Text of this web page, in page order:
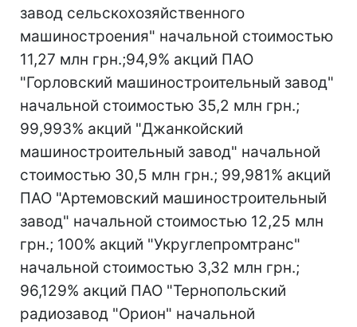
завод сельскохозяйственного
машиностроения" начальной стоимостью
11,27 млн грн.;94,9% акций ПАО
"Горловский машиностроительный завод"
начальной стоимостью 35,2 млн грн.;
99,993% акций "Джанкойский
машиностроительный завод" начальной
стоимостью 30,5 млн грн.; 99,981% акций
ПАО "Артемовский машиностроительный
завод" начальной стоимостью 12,25 млн
грн.; 100% акций "Укруглепромтранс"
начальной стоимостью 3,32 млн грн.;
96,129% акций ПАО "Тернопольский
радиозавод "Орион" начальной